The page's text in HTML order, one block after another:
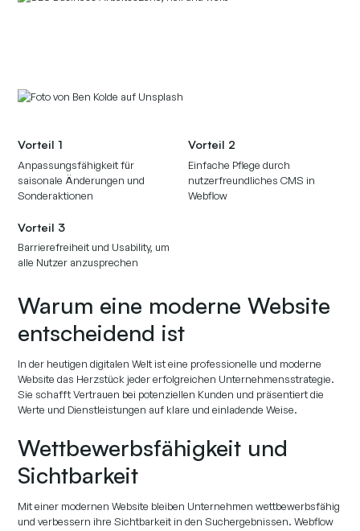
Vorteil 1
Anpassungsfähigkeit für
saisonale Änderungen und
Sonderaktionen
Vorteil 2
Einfache Pflege durch
nutzerfreundliches CMS in
Webflow
Vorteil 3
Barrierefreiheit und Usability, um
alle Nutzer anzusprechen
Warum eine moderne Website
entscheidend ist
In der heutigen digitalen Welt ist eine professionelle und moderne
Website das Herzstück jeder erfolgreichen Unternehmensstrategie.
Sie schafft Vertrauen bei potenziellen Kunden und präsentiert die
Werte und Dienstleistungen auf klare und einladende Weise.
Wettbewerbsfähigkeit und
Sichtbarkeit
Mit einer modernen Website bleiben Unternehmen wettbewerbsfähig
und verbessern ihre Sichtbarkeit in den Suchergebnissen. Webflow